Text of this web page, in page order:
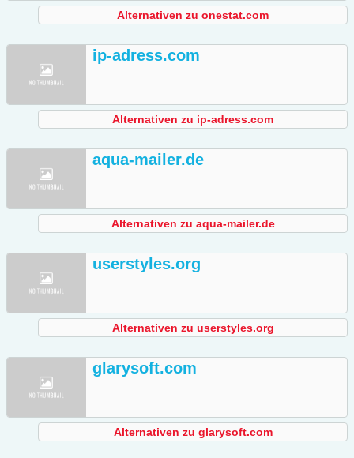
Alternativen zu onestat.com
ip-adress.com
Alternativen zu ip-adress.com
aqua-mailer.de
Alternativen zu aqua-mailer.de
userstyles.org
Alternativen zu userstyles.org
glarysoft.com
Alternativen zu glarysoft.com